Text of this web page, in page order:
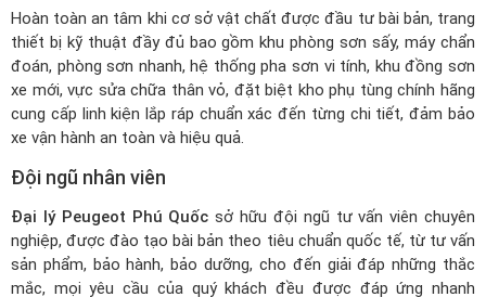
đoán, phòng sơn nhanh, hệ thống pha sơn vi tính, khu đồng sơn
xe mới, vực sửa chữa thân vỏ, đặt biệt kho phụ tùng chính hãng
cung cấp linh kiện lắp ráp chuẩn xác đến từng chi tiết, đảm bảo
xe vận hành an toàn và hiệu quả.
Đội ngũ nhân viên
Đại lý Peugeot Phú Quốc
nghiệp, được đào tạo bài bản theo tiêu chuẩn quốc tế, từ tư vấn
sản phẩm, bảo hành, bảo dưỡng, cho đến giải đáp những thắc
mắc, mọi yêu cầu của quý khách đều được đáp ứng nhanh
chóng và hiệu quả.